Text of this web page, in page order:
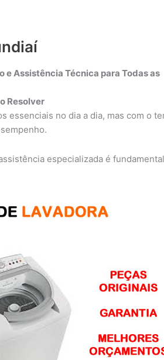
Assistência Técnica para Todas as
Resolver
essenciais no dia a dia, mas com o
especializada é